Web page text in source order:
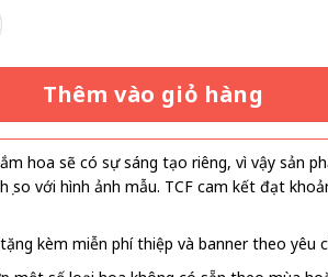
ngày lễ hay đơn giản là một lời chúc
ra, bó hoa cũng rất phù hợp để
phần tạo nên cảm giác ấm áp và thanh
số lượng
Thêm vào giỏ hàng
hoa sẽ có sự sáng tạo riêng, vì vậy sản
so với hình ảnh mẫu. TCF cam kết đạt
kèm miễn phí thiệp và banner theo yêu